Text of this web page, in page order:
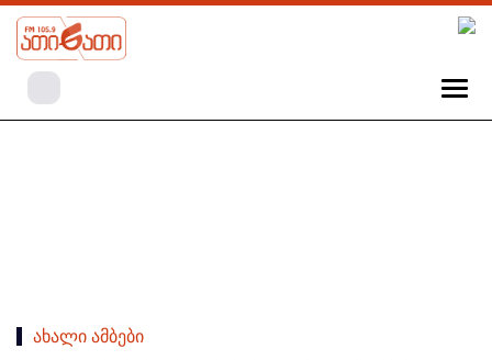
ახალი ამბები